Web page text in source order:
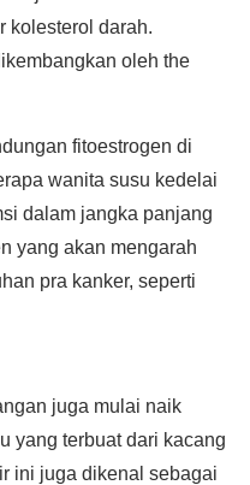
kolesterol darah.
oleh the
fitoestrogen di
wanita susu kedelai
dalam jangka panjang
yang akan mengarah
pra kanker, seperti
juga mulai naik
yang terbuat dari kacang
ini juga dikenal sebagai